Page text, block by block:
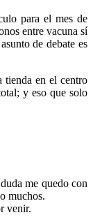
para el mes de
entre vacuna sí
de debate es
tienda en el centro
y eso que solo
me quedo con
muchos.
venir.